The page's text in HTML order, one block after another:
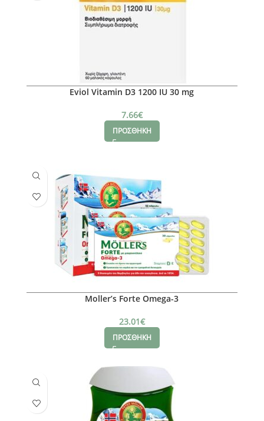
Eviol Vitamin D3 1200 IU 30 mg
7.66€
ΠΡΟΣΘΗΚΗ
Moller’s Forte Omega-3
23.01€
ΠΡΟΣΘΗΚΗ